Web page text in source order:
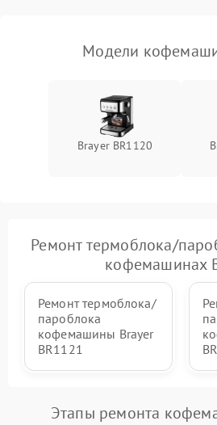
Модели
Brayer BR1120
Ремонт термоблока/
кофемашинах
Ремонт термоблока/
пароблока
кофемашины Brayer
BR1121
Этапы ремонта